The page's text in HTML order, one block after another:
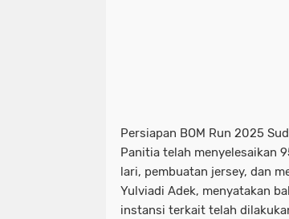
Persiapan BOM Run 2025
Panitia telah menyelesaikan
lari, pembuatan jersey, dan
Yulviadi Adek, menyatakan
instansi terkait telah